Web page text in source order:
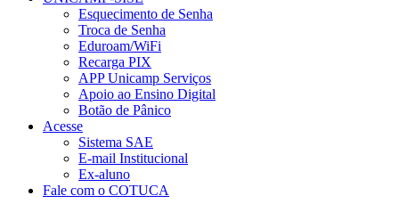
Esquecimento de Senha
Troca de Senha
Eduroam/WiFi
Recarga PIX
APP Unicamp Serviços
Apoio ao Ensino Digital
Botão de Pânico
Acesse
Sistema SAE
E-mail Institucional
Ex-aluno
Fale com o COTUCA